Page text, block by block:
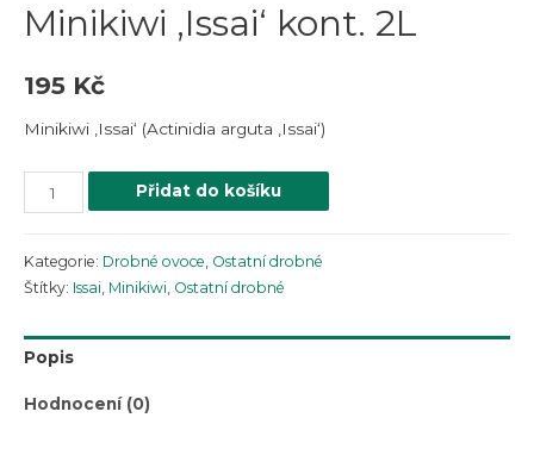
Minikiwi ‚Issai‘ kont. 2L
195 Kč
Minikiwi ‚Issai‘ (Actinidia arguta ‚Issai‘)
Přidat do košíku
Kategorie: Drobné ovoce, Ostatní drobné
Štítky: Issai, Minikiwi, Ostatní drobné
Popis
Hodnocení (0)